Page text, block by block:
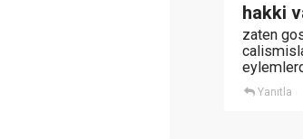
hakki
zaten
Yanıtla